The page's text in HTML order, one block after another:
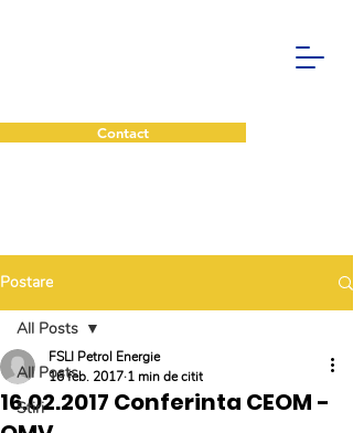
Contact
Postare
All Posts
Stiri
All Posts
16.02.2017 Conferinta CEOM -
FSLI Petrol Energie
16 feb. 2017 1 min de citit